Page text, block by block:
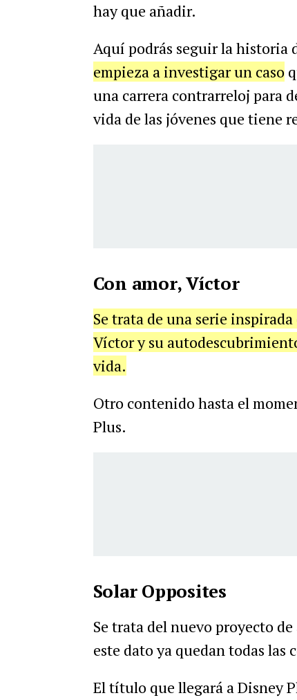
hay que añadir.
Aquí podrás seguir la historia
empieza a investigar un caso
una carrera contrarreloj para
vida de las jóvenes que tiene
Con amor, Víctor
Se trata de una serie
Víctor y su
vida.
Otro contenido hasta el
Plus.
Solar Opposites
Se trata del nuevo proyecto
este dato ya quedan todas las
El título que llegará a Disney